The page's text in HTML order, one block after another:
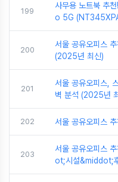
199
사무용 노트북 추
o 5G
200
서울 공유오피스
(2025년 최신)
201
서울 공유오피스,
벽 분석 (2025년
202 서울 공유오피스
203
서울 공유오피스
ot;시설&middot;